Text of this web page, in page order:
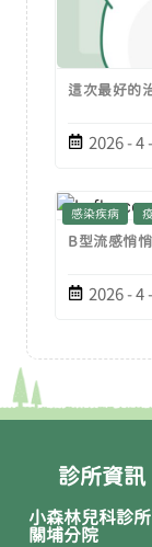
這次最好的
2026 - 4
感染疾病
B型流感悄
2026 - 4
診所資訊
小森林兒科診所 |
關埔分院